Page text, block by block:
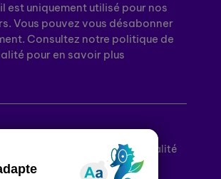
est uniquement utilisé pour nos
Vous pouvez vous désabonner
Consultez notre politique de
pour en savoir plus
Politique de confidentialité
générales d’utilisation